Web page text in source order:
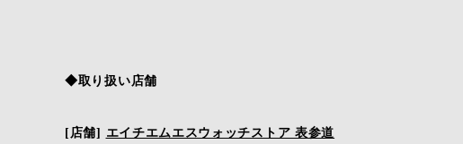
◆取り扱い店舗
[店舗] エイチエムエスウォッチストア 表参道